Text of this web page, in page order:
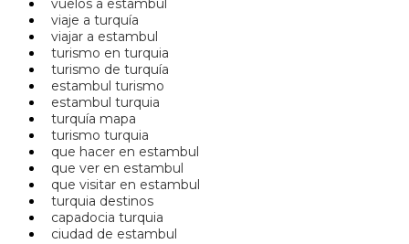
vuelos a estambul
viaje a turquía
viajar a estambul
turismo en turquia
turismo de turquía
estambul turismo
estambul turquia
turquía mapa
turismo turquia
que hacer en estambul
que ver en estambul
que visitar en estambul
turquia destinos
capadocia turquia
ciudad de estambul